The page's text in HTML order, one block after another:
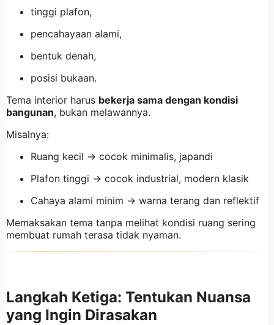
tinggi plafon,
pencahayaan alami,
bentuk denah,
posisi bukaan.
Tema interior harus bekerja sama dengan kondisi
bangunan, bukan melawannya.
Misalnya:
Ruang kecil → cocok minimalis, japandi
Plafon tinggi → cocok industrial, modern klasik
Cahaya alami minim → warna terang dan reflektif
Memaksakan tema tanpa melihat kondisi ruang sering
membuat rumah terasa tidak nyaman.
Langkah Ketiga: Tentukan Nuansa
yang Ingin Dirasakan